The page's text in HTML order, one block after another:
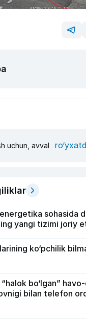
uchun, avval
sohasida
yangi tizimi joriy
ko‘pchilik
bo‘lgan”
bilan telefon